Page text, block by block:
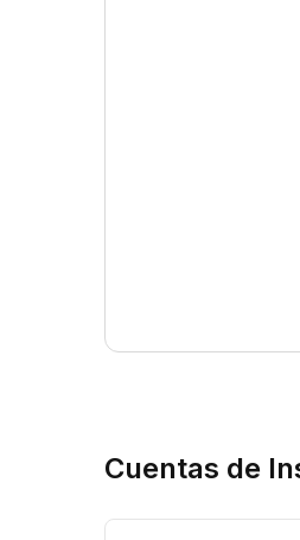
Cuentas de